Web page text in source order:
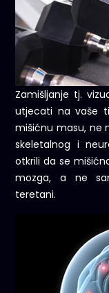
Zamišljanje tj.
utjecati na vaše
mišićnu masu, ne
skeletalnog i
otkrili da se
mozga, a ne
teretani.